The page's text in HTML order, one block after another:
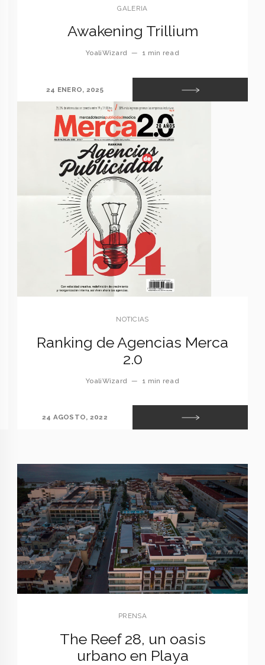
GALERIA
Awakening Trillium
YoaliWizard — 1 min read
24 ENERO, 2025
NOTICIAS
Ranking de Agencias Merca
2.0
YoaliWizard — 1 min read
24 AGOSTO, 2022
PRENSA
The Reef 28, un oasis
urbano en Playa